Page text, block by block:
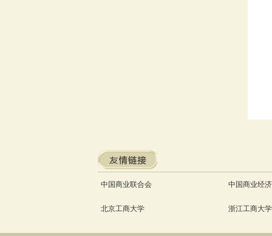
中国商业联合会 中国商业经
北京工商大学 浙江工商大学